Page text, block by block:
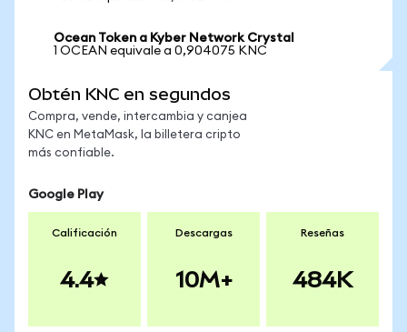
Ocean Token a Kyber Network Crystal
1 OCEAN equivale a 0,904075 KNC
Obtén KNC en segundos
Compra, vende, intercambia y canjea
KNC en MetaMask, la billetera cripto
más confiable.
Google Play
Calificación
4.4
Descargas
10M+
Reseñas
484K